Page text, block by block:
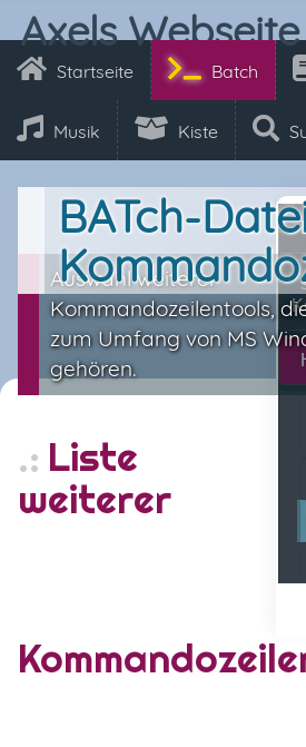
Axels Webseite
Startseite Batch
Musik Kiste
BATch-
Auswahl weiterer
Kommandozeilentools,
zum Umfang von MS
gehören.
Liste
weiterer